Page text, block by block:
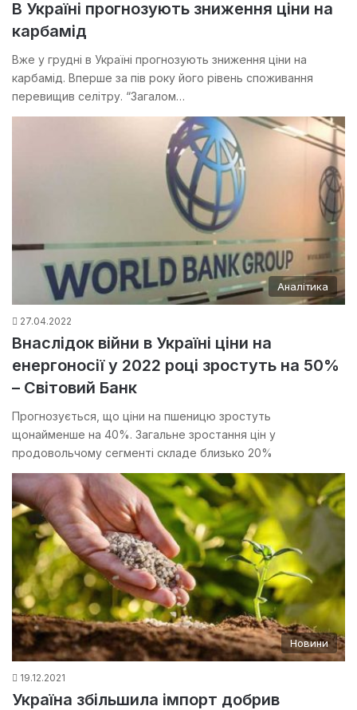
В Україні прогнозують зниження ціни на
карбамід
Вже у грудні в Україні прогнозують зниження ціни на
карбамід. Вперше за пів року його рівень споживання
перевищив селітру. “Загалом…
Аналітика
27.04.2022
Внаслідок війни в Україні ціни на
енергоносії у 2022 році зростуть на 50%
– Світовий Банк
Прогнозується, що ціни на пшеницю зростуть
щонайменше на 40%. Загальне зростання цін у
продовольчому сегменті складе близько 20%
Новини
19.12.2021
Україна збільшила імпорт добрив